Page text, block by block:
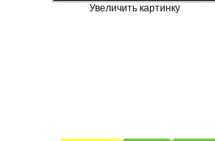
Увеличить картинку